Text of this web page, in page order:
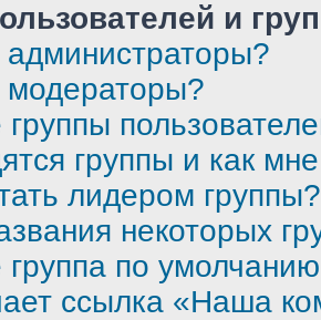
и
администраторы?
модераторы?
группы
группы и как
лидером группы?
некоторых
группа по
ссылка «Наша